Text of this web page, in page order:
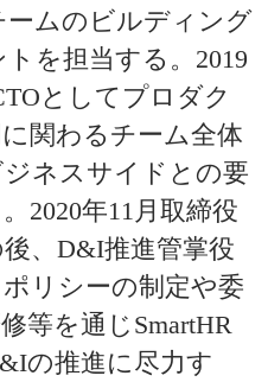
ムのビルディング
を担当する。2019
としてプロダク
に関わるチーム全体
ネスサイドとの要
2020年11月取締役
、D&I推進管掌役
リシーの制定や委
等を通じSmartHR
の推進に尽力す